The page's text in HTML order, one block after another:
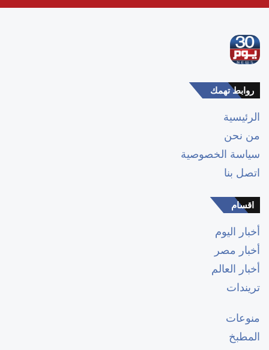
روابط تهمك
الرئيسية
من نحن
سياسة الخصوصية
اتصل بنا
اقسام
أخبار اليوم
أخبار مصر
أخبار العالم
تريندات
منوعات
المطبخ